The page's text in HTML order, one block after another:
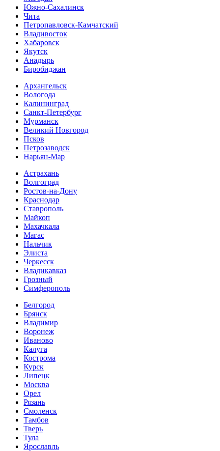
Южно-Сахалинск
Чита
Петропавловск-Камчатский
Владивосток
Хабаровск
Якутск
Анадырь
Биробиджан
Архангельск
Вологода
Калининград
Санкт-Петербург
Мурманск
Великий Новгород
Псков
Петрозаводск
Нарьян-Мар
Астрахань
Волгоград
Ростов-на-Дону
Краснодар
Ставрополь
Майкоп
Махачкала
Магас
Нальчик
Элиста
Черкесск
Владикавказ
Грозный
Симферополь
Белгород
Брянск
Владимир
Воронеж
Иваново
Калуга
Кострома
Курск
Липецк
Москва
Орел
Рязань
Смоленск
Тамбов
Тверь
Тула
Ярославль